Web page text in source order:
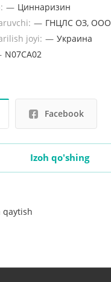
— Циннаризин
— ГНЦЛС ОЗ, ООО
joyi: — Украина
N07CA02
Facebook
Izoh qo'shing
qaytish